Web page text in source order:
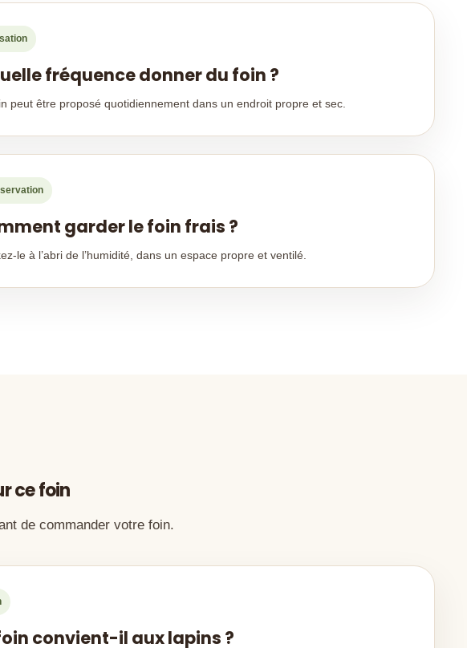
fréquence donner du foin ?
peut être proposé quotidiennement dans un endroit propre et sec.
garder le foin frais ?
le à l’abri de l’humidité, dans un espace propre et ventilé.
ce foin
de commander votre foin.
convient-il aux lapins ?